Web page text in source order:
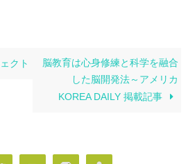
クト
脳教育は心身修練と科学を融合
した脳開発法～アメリカ
KOREA DAILY 掲載記事